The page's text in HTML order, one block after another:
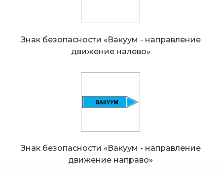
Знак безопасности «Вакуум - направление
движение налево»
Знак безопасности «Вакуум - направление
движение направо»